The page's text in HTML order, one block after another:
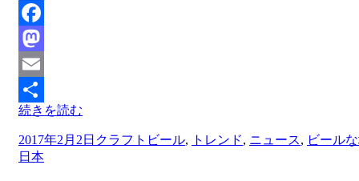
Facebook
Mastodon
Email
共
有
続きを読む
投
稿
2017年2月2日 クラフトビール, トレンド, ニュース, ビール
日本